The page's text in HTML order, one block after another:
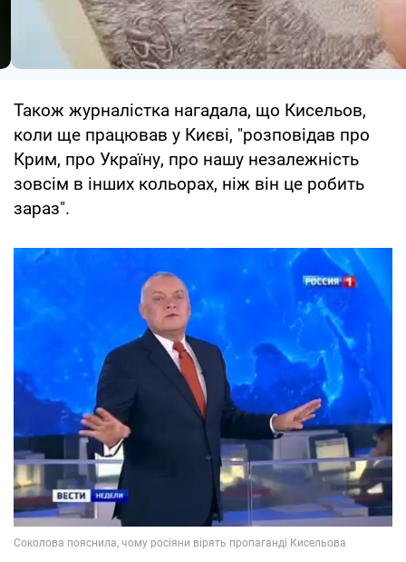
Також журналістка нагадала, що Кисельов,
коли ще працював у Києві, "розповідав про
Крим, про Україну, про нашу незалежність
зовсім в інших кольорах, ніж він це робить
зараз".